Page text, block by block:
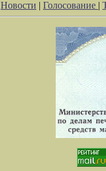
Новости | Голосование |